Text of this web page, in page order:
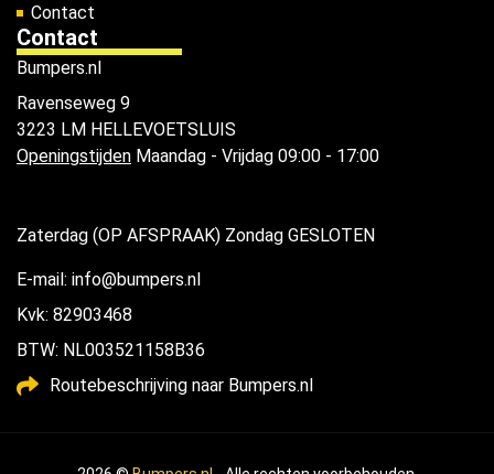
Contact
Contact
Bumpers.nl
Ravenseweg 9
3223 LM HELLEVOETSLUIS
Openingstijden Maandag - Vrijdag 09:00 - 17:00
Zaterdag (OP AFSPRAAK) Zondag GESLOTEN
E-mail: info@bumpers.nl
Kvk: 82903468
BTW: NL003521158B36
Routebeschrijving naar Bumpers.nl